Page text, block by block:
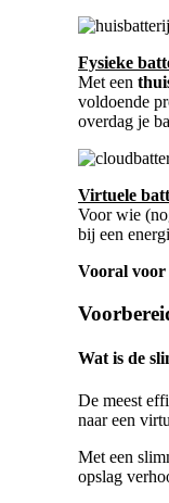
Fysieke
Met een
voldoende
overdag je
Virtuele
Voor wie
bij een
Vooral voor
Wat is de
De meest
naar een
Met een
opslag